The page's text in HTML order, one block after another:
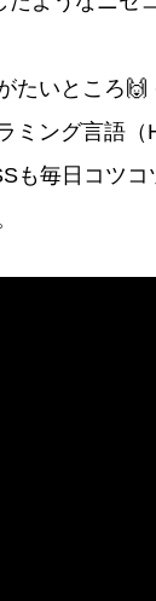
たいところ
ミング言語
も毎日コツ